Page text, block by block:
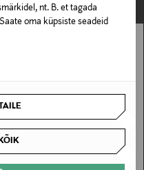
nt. B. et tagada
oma küpsiste seadeid
SOODUSTUS 41%
saadaval.